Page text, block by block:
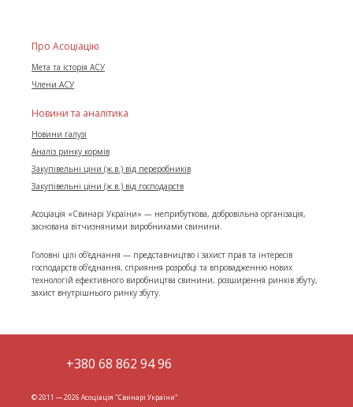
Про Асоціацію
Мета та історія АСУ
Члени АСУ
Новини та аналітика
Новини галузі
Аналіз ринку кормів
Закупівельні ціни (ж.в.) від переробників
Закупівельні ціни (ж.в.) від господарств
Асоціація «Свинарі України» — неприбуткова, добровільна організація,
заснована вітчизняними виробниками свинини.
Головні цілі об'єднання — представництво і захист прав та інтересів
господарств об’єднання, сприяння розробці та впровадженню нових
технологій ефективного виробництва свинини, розширення ринків збуту,
захист внутрішнього ринку збуту.
+380 68 862 94 96
© 2011 — 2026 Асоціація "Свинарі України"